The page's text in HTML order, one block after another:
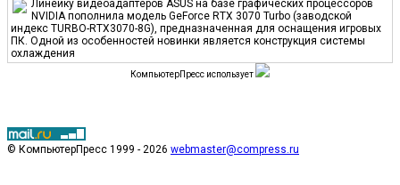
Линейку видеоадаптеров ASUS на базе графических процессоров
NVIDIA пополнила модель GeForce RTX 3070 Turbo (заводской
индекс TURBO-RTX3070-8G), предназначенная для оснащения игровых
ПК. Одной из особенностей новинки является конструкция системы
охлаждения
КомпьютерПресс использует
© КомпьютерПресс 1999 - 2026 webmaster@compress.ru